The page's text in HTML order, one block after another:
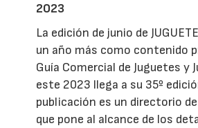
2023
La edición de junio de
un año más como contenido
Guía Comercial de Juguetes y
este 2023 llega a su 35º
publicación es un directorio
que pone al alcance de los